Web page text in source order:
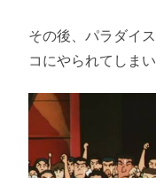
その後、パラダイ
コにやられてしまい